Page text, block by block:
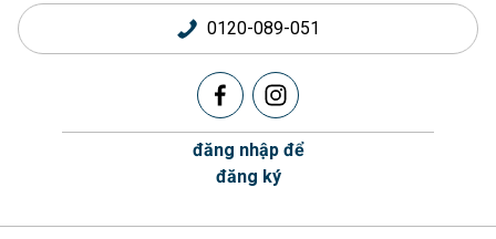
0120-089-051
đăng nhập để
đăng ký